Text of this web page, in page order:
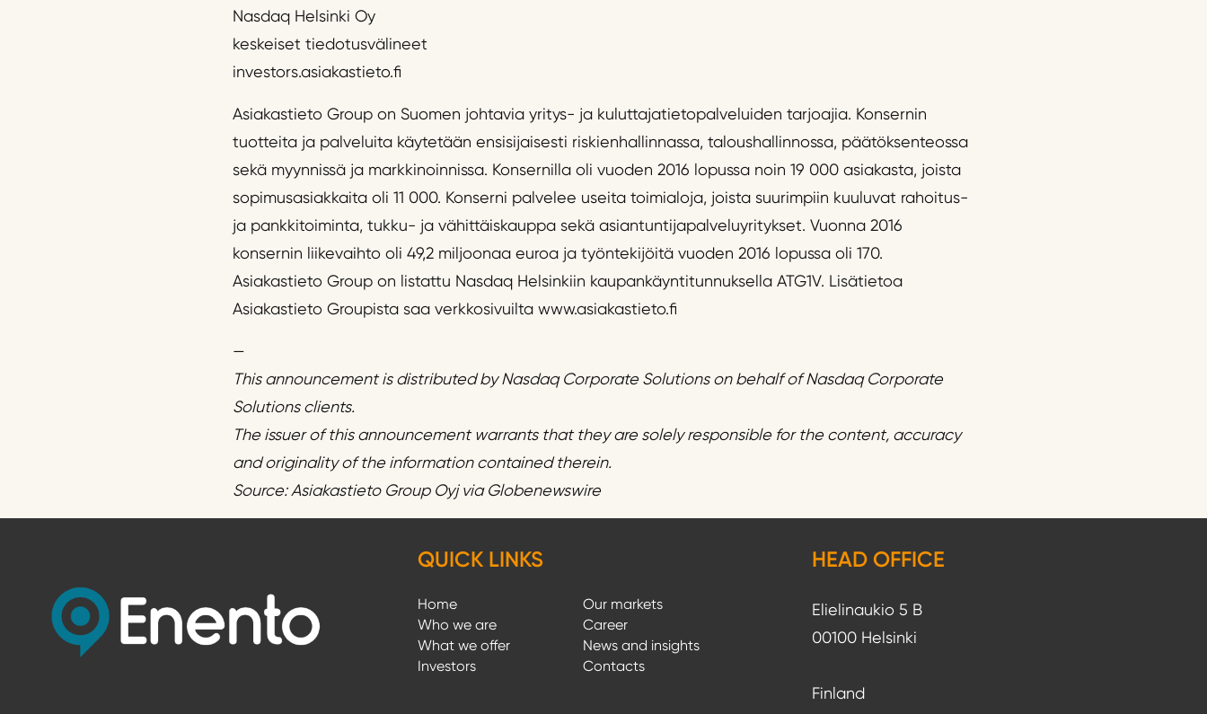
Nasdaq Helsinki Oy
keskeiset tiedotusvälineet
investors.asiakastieto.fi
Asiakastieto Group on Suomen johtavia yritys- ja kuluttajatietopalveluiden tarjoajia. Konsernin
tuotteita ja palveluita käytetään ensisijaisesti riskienhallinnassa, taloushallinnossa, päätöksenteossa
sekä myynnissä ja markkinoinnissa. Konsernilla oli vuoden 2016 lopussa noin 19 000 asiakasta, joista
sopimusasiakkaita oli 11 000. Konserni palvelee useita toimialoja, joista suurimpiin kuuluvat rahoitus-
ja pankkitoiminta, tukku- ja vähittäiskauppa sekä asiantuntijapalveluyritykset. Vuonna 2016
konsernin liikevaihto oli 49,2 miljoonaa euroa ja työntekijöitä vuoden 2016 lopussa oli 170.
Asiakastieto Group on listattu Nasdaq Helsinkiin kaupankäyntitunnuksella ATG1V. Lisätietoa
Asiakastieto Groupista saa verkkosivuilta www.asiakastieto.fi
—
This announcement is distributed by Nasdaq Corporate Solutions on behalf of Nasdaq Corporate
Solutions clients.
The issuer of this announcement warrants that they are solely responsible for the content, accuracy
and originality of the information contained therein.
Source: Asiakastieto Group Oyj via Globenewswire
QUICK LINKS
Home
Who we are
What we offer
Investors
Our markets
Career
News and insights
Contacts
HEAD OFFICE
Elielinaukio 5 B
00100 Helsinki
Finland